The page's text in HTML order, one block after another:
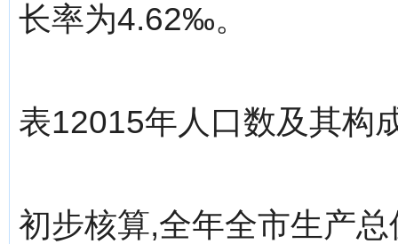
长率为4.62‰。
表12015年人口数及其构
初步核算,全年全市生产